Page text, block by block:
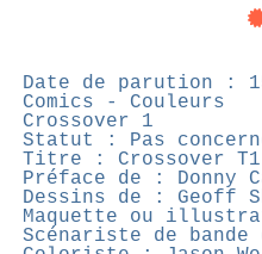
Date de parution :
Comics - Couleurs
Crossover 1
Statut : Pas
Titre : Crossover
Préface de : Donny
Dessins de : Geoff
Maquette ou
Scénariste de bande